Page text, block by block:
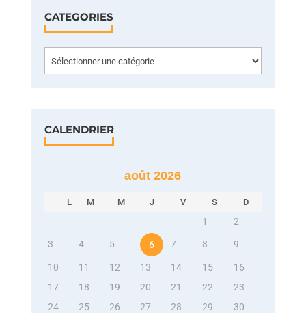
CATEGORIES
CALENDRIER
août 2026
L M M J V S D
1 2
3 4 5 6 7 8 9
10 11 12 13 14 15
16
17
18 19 20 21 22
23
24
25 26 27 28 29
30